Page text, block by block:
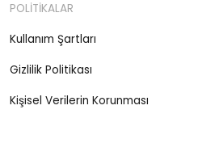
POLİTİKALAR
Kullanım Şartları
Gizlilik Politikası
Kişisel Verilerin Korunması